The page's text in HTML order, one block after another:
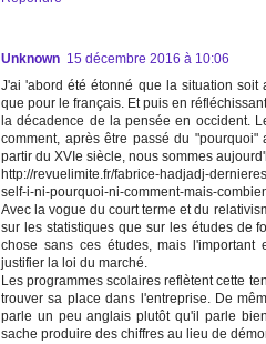
Unknown 15 décembre 2016 à 10:06
J'ai 'abord été étonné que la situation soit
que pour le français. Et puis en
la décadence de la pensée en occident.
comment, après être passé du
partir du XVIe siècle, nous sommes
http://revuelimite.fr/fabrice-hadjadj-
self-i-ni-pourquoi-ni-comment-mais-
Avec la vogue du court terme et du
sur les statistiques que sur les études de
chose sans ces études, mais
justifier la loi du marché.
Les programmes scolaires reflètent cette
trouver sa place dans l'entreprise. De
parle un peu anglais plutôt qu'il parle
sache produire des chiffres au lieu de